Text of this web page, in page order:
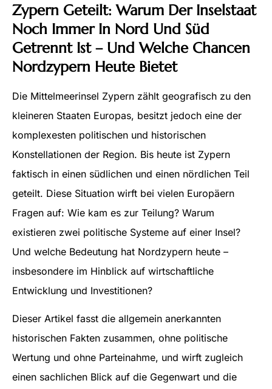
Zypern Geteilt: Warum Der Inselstaat
Noch Immer In Nord Und Süd
Getrennt Ist – Und Welche Chancen
Nordzypern Heute Bietet
Die Mittelmeerinsel Zypern zählt geografisch zu den
kleineren Staaten Europas, besitzt jedoch eine der
komplexesten politischen und historischen
Konstellationen der Region. Bis heute ist Zypern
faktisch in einen südlichen und einen nördlichen Teil
geteilt. Diese Situation wirft bei vielen Europäern
Fragen auf: Wie kam es zur Teilung? Warum
existieren zwei politische Systeme auf einer Insel?
Und welche Bedeutung hat Nordzypern heute –
insbesondere im Hinblick auf wirtschaftliche
Entwicklung und Investitionen?
Dieser Artikel fasst die allgemein anerkannten
historischen Fakten zusammen, ohne politische
Wertung und ohne Parteinahme, und wirft zugleich
einen sachlichen Blick auf die Gegenwart und die